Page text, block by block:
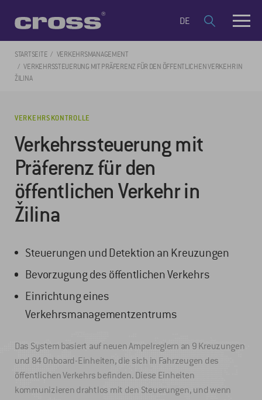
DE
STARTSEITE
VERKEHRSMANAGEMENT
VERKEHRSSTEUERUNG MIT PRÄFERENZ FÜR DEN ÖFFENTLICHEN VERKEHR IN
ŽILINA
VERKEHRSKONTROLLE
Verkehrssteuerung mit
Präferenz für den
öffentlichen Verkehr in
Žilina
Steuerungen und Detektion an Kreuzungen
Bevorzugung des öffentlichen Verkehrs
Einrichtung eines
Verkehrsmanagementzentrums
Das System basiert auf neuen Ampelreglern an 9 Kreuzungen
und 84 Onboard-Einheiten, die sich in Fahrzeugen des
öffentlichen Verkehrs befinden. Diese Einheiten
kommunizieren drahtlos mit den Steuerungen, und wenn